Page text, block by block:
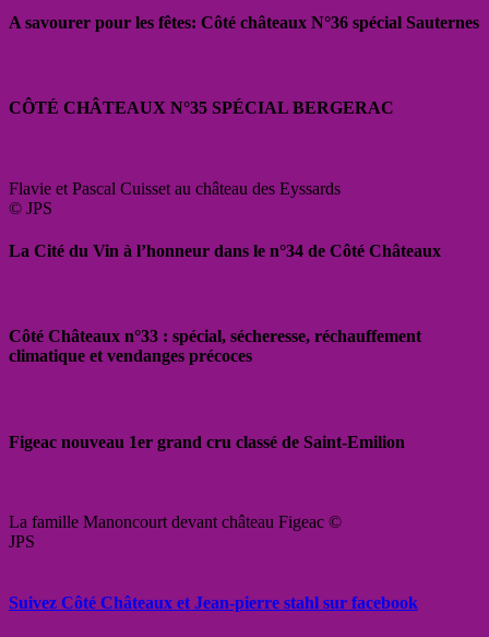
A savourer pour les fêtes: Côté châteaux N°36 spécial Sauternes
CÔTÉ CHÂTEAUX N°35 SPÉCIAL BERGERAC
Flavie et Pascal Cuisset au château des Eyssards
© JPS
La Cité du Vin à l’honneur dans le n°34 de Côté Châteaux
Côté Châteaux n°33 : spécial, sécheresse, réchauffement
climatique et vendanges précoces
Figeac nouveau 1er grand cru classé de Saint-Emilion
La famille Manoncourt devant château Figeac ©
JPS
Suivez Côté Châteaux et Jean-pierre stahl sur facebook